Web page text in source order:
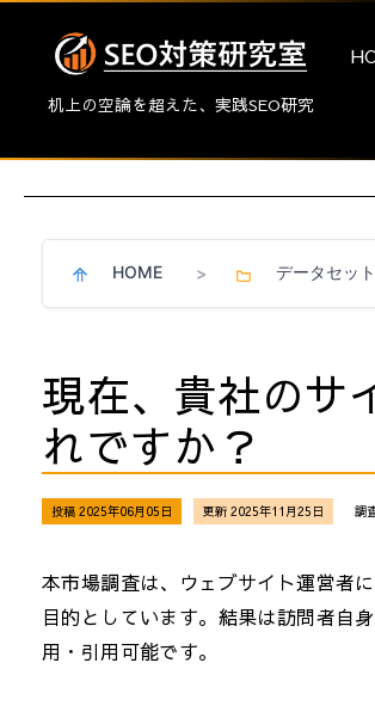
机上の空論を超えた、実践SEO研究
HOME > データセッ
現在、貴社のサ
れですか？
投稿 2025年06月05日 更新 2025年11月25日 調
本市場調査は、ウェブサイト運営者
目的としています。結果は訪問者自
用・引用可能です。